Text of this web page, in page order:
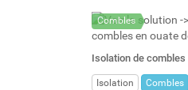
Combles
Isolation de
Isolation Combles